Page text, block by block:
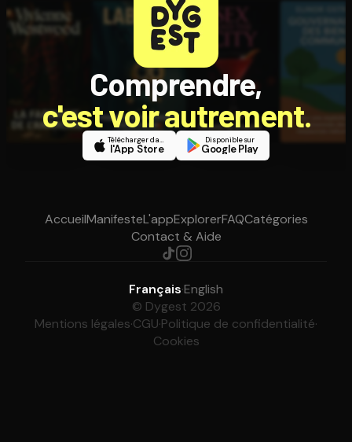
Comprendre,
c'est voir autrement.
Télécharger dans
l'App Store
Disponible sur
Google Play
AccueilManifesteL'appExplorerFAQCatégories
Contact & Aide
Français·English
© Dygest 2026
Mentions légales·CGU·Politique de confidentialité·
Cookies